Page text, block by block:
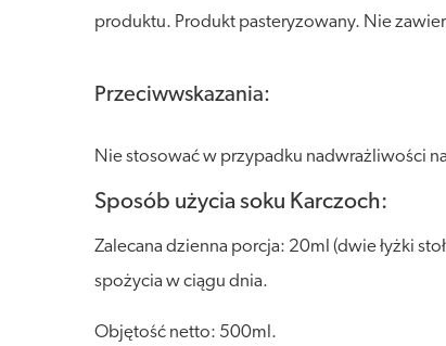
produktu. Produkt pasteryzowany. Nie
Przeciwwskazania:
Nie stosować w przypadku nadwrażliwości
Sposób użycia soku Karczoch:
Zalecana dzienna porcja: 20ml (dwie łyżki
spożycia w ciągu dnia.
Objętość netto: 500ml.